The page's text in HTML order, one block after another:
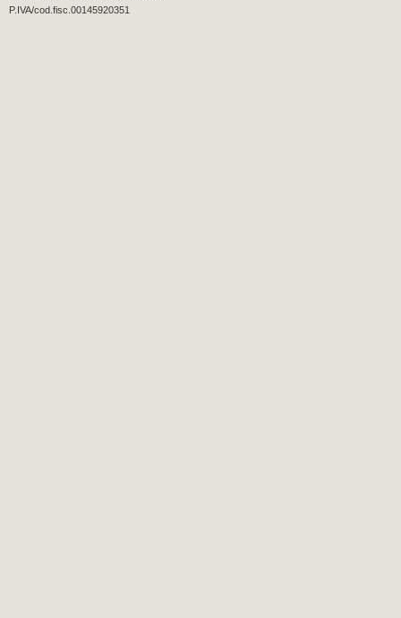
P.IVA/cod.fisc.00145920351